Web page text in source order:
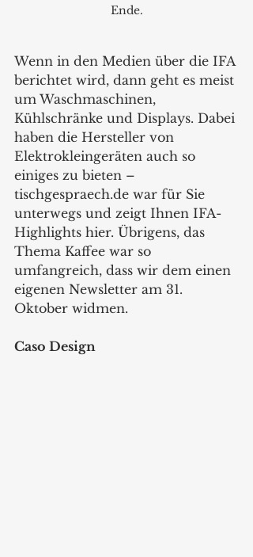
Ende.
Wenn in den Medien über die IFA
berichtet wird, dann geht es meist
um Waschmaschinen,
Kühlschränke und Displays. Dabei
haben die Hersteller von
Elektrokleingeräten auch so
einiges zu bieten –
tischgespraech.de war für Sie
unterwegs und zeigt Ihnen IFA-
Highlights hier. Übrigens, das
Thema Kaffee war so
umfangreich, dass wir dem einen
eigenen Newsletter am 31.
Oktober widmen.
Caso Design